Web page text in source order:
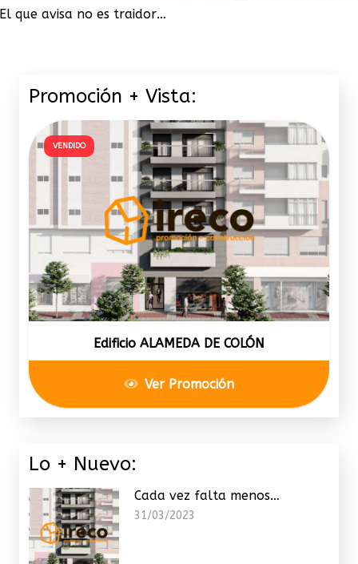
El que avisa no es traidor…
Promoción + Vista:
VENDIDO
Edificio ALAMEDA DE COLÓN
Ver Promoción
Lo + Nuevo:
Cada vez falta menos…
31/03/2023